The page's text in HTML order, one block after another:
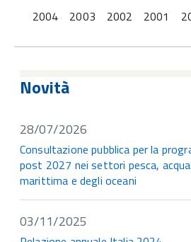
2004
2003 2002 2001
Novità
28/07/2026
Consultazione pubblica per la
post 2027 nei settori pesca,
marittima e degli oceani
03/11/2025